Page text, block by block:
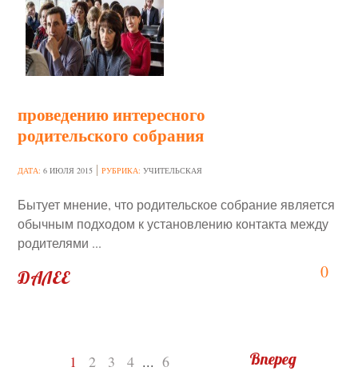
проведению интересного
родительского собрания
ДАТА:6 ИЮЛЯ 2015 РУБРИКА:УЧИТЕЛЬСКАЯ
0
Бытует мнение, что родительское собрание является
обычным подходом к установлению контакта между
родителями ...
ДАЛЕЕ
Вперед
1 2 3 4 ... 6